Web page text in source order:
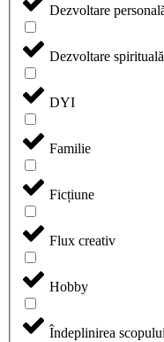
Dezvoltare
Dezvoltare
DYI
Familie
Ficțiune
Flux creativ
Hobby
Îndeplinirea